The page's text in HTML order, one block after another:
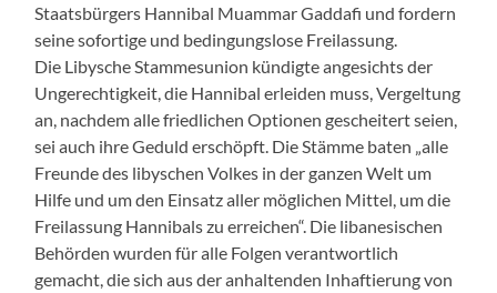
Staatsbürgers Hannibal Muammar Gaddafi und fordern
seine sofortige und bedingungslose Freilassung.
Die Libysche Stammesunion kündigte angesichts der
Ungerechtigkeit, die Hannibal erleiden muss, Vergeltung
an, nachdem alle friedlichen Optionen gescheitert seien,
sei auch ihre Geduld erschöpft. Die Stämme baten „alle
Freunde des libyschen Volkes in der ganzen Welt um
Hilfe und um den Einsatz aller möglichen Mittel, um die
Freilassung Hannibals zu erreichen“. Die libanesischen
Behörden wurden für alle Folgen verantwortlich
gemacht, die sich aus der anhaltenden Inhaftierung von